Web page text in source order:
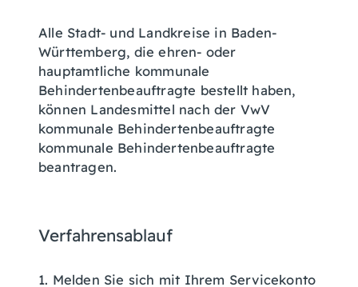
Alle Stadt- und Landkreise in Baden-
Württemberg, die ehren- oder
hauptamtliche kommunale
Behindertenbeauftragte bestellt haben,
können Landesmittel nach der VwV
kommunale Behindertenbeauftragte
kommunale Behindertenbeauftragte
beantragen.
Verfahrensablauf
1. Melden Sie sich mit Ihrem Servicekonto